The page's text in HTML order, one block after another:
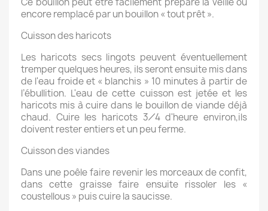
encore remplacé par un bouillon « tout prêt ».
Cuisson des haricots
Les haricots secs lingots peuvent éventuellement
tremper quelques heures, ils seront ensuite mis dans
de l'eau froide et « blanchis » 10 minutes à partir de
l’ébullition. L'eau de cette cuisson est jetée et les
haricots mis à cuire dans le bouillon de viande déjà
chaud. Cuire les haricots 3⁄4d'heure environ,ils
doivent rester entiers et un peu ferme.
Cuisson des viandes
Dans une poêle faire revenir les morceaux de confit,
dans cette graisse faire ensuite rissoler les «
coustellous » puis cuire la saucisse.